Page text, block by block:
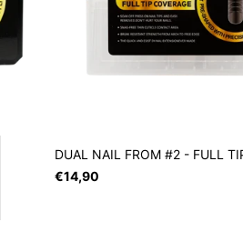
DUAL NAIL FROM #2 - FULL
€14,90